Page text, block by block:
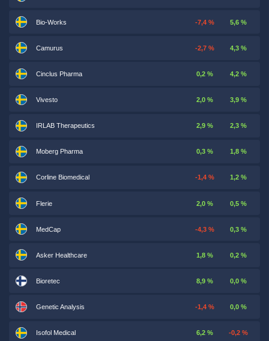
Bio-Works -7,4 % 5,6 %
Camurus -2,7 % 4,3 %
Cinclus Pharma 0,2 % 4,2 %
Vivesto 2,0 % 3,9 %
IRLAB Therapeutics 2,9 % 2,3 %
Moberg Pharma 0,3 % 1,8 %
Corline Biomedical -1,4 % 1,2 %
Flerie 2,0 % 0,5 %
MedCap -4,3 % 0,3 %
Asker Healthcare 1,8 % 0,2 %
Bioretec 8,9 % 0,0 %
Genetic Analysis -1,4 % 0,0 %
Isofol Medical 6,2 % -0,2 %